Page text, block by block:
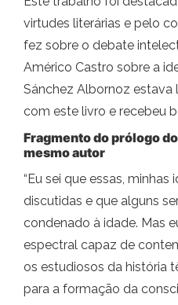
virtudes literárias e pelo
fez sobre o debate
Américo Castro sobre a
Sánchez Albornoz
com este livro e recebeu
Fragmento do prólogo
mesmo autor
“Eu sei que essas, minhas
discutidas e que alguns
condenado à idade. Mas
espectral capaz de
os estudiosos da história
para a formação da